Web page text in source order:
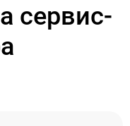
сервис-